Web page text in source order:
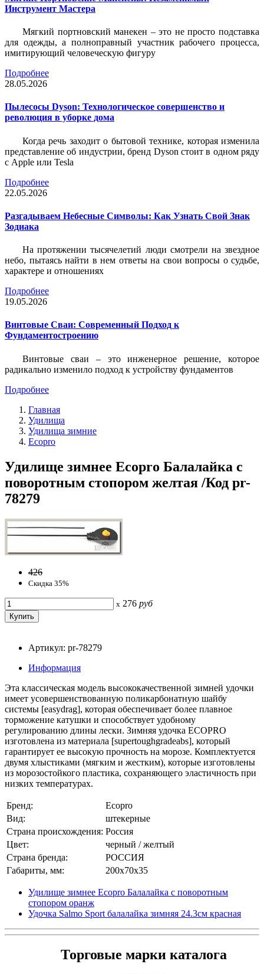
Инструмент Мастера
Мягкий портновский манекен – это не просто подставка
для одежды, а полноправный участник рабочего процесса,
имитирующий человеческую фигуру
Подробнее
28.05.2026
Пылесосы Dyson: Технологическое совершенство и
революция в уборке дома
Когда речь заходит о бытовой технике, которая изменила
представление об индустрии, бренд Dyson стоит в одном ряду
с Apple или Tesla
Подробнее
22.05.2026
Разгадываем Небесные Символы: Как Узнать Свой Знак
Зодиака
На протяжении тысячелетий люди смотрели на звездное
небо, пытаясь найти в нем ответы на свои вопросы о судьбе,
характере и отношениях
Подробнее
19.05.2026
Винтовые Сваи: Современный Подход к
Фундаментостроению
Винтовые сваи – это инженерное решение, которое
радикально изменило подход к устройству фундаментов
Подробнее
Главная
Удилища
Удилища зимние
Ecopro
Удилище зимнее Ecopro Балалайка с
поворотным стопором желтая /Код pr-
78279
426
Скидка 35%
x 276 руб
Артикул: pr-78279
Информация
Эта классическая модель высококачественной зимней удочки
имеет усовершенствованную поликарбонатную шайбу
системы [easydrag], которая обеспечивает более плавное
торможение катушки и способствует удобному
регулированию длины лески. Зимняя удочка ECOPRO
изготовлена из материала [supertoughgradeabs], который
гарантирует ее высокую прочность на морозе. Комплектуется
двумя хлыстиками (мягким и жестким), которые изготовлены
из морозостойкого пластика, сохраняющего эластичность при
низких температурах.
Бренд:
Ecopro
Вид:
штекерные
Страна происхождения: Россия
Цвет:
черный / желтый
Страна бренда:
РОССИЯ
Габариты, мм:
200x70x35
Удилище зимнее Ecopro Балалайка с поворотным
стопором оранж
Удочка Salmo Sport балалайка зимняя 24.3см красная
Торговые марки каталога